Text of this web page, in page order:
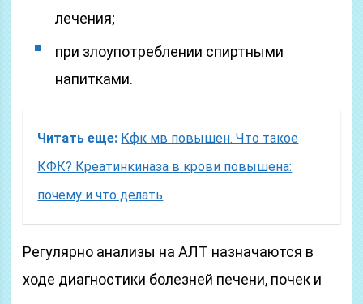
лечения;
при злоупотреблении спиртными
напитками.
Читать еще: Кфк мв повышен. Что такое
КФК? Креатинкиназа в крови повышена:
почему и что делать
Регулярно анализы на АЛТ назначаются в
ходе диагностики болезней печени, почек и